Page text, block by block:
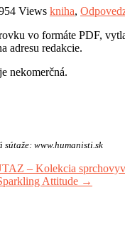
Views kniha,
vo formáte PDF,
adresu redakcie.
nekomerčná.
www.humanisti.sk
– Kolekcia
Attitude →